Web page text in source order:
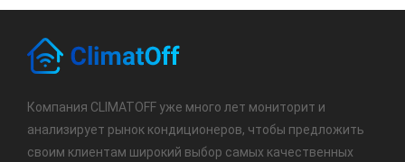
Компания CLIMATOFF уже много лет мониторит и
анализирует рынок кондиционеров, чтобы предложить
своим клиентам широкий выбор самых качественных